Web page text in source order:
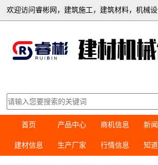
欢迎访问睿彬网，建筑施工，建筑材料，机械
首页 产品中心 商机信息 新
建材信息 生产厂家 行情信息 知